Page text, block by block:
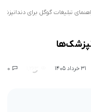
تبلیغات گوگل برای
31 خرداد 1405